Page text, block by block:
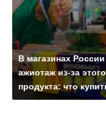
В магазинах России
ажиотаж из-за этого
продукта: что